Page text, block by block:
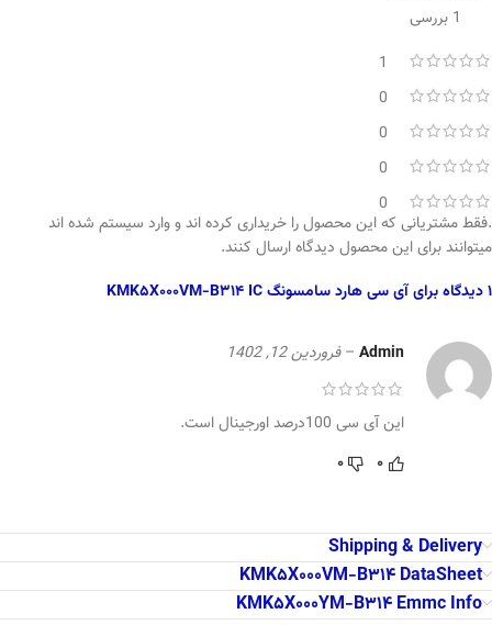
1 بررسی
1
0
0
0
0
1 دیدگاه برای آی سی هارد سامسونگ KMK5X000VM-B314 IC
Admin
– فروردین 12, 1402
این آی سی 100درصد اورجینال است.
0
0
.فقط مشتریانی که این محصول را خریداری کرده اند و وارد سیستم شده اند
میتوانند برای این محصول دیدگاه ارسال کنند.
Shipping & Delivery
KMK5X000VM-B314 DataSheet
KMK5X000YM-B314 Emmc Info